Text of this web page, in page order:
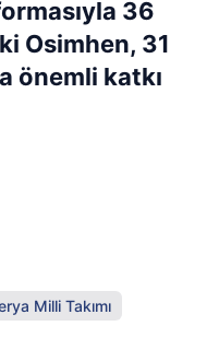
36
Osimhen, 31
önemli katkı
Milli Takımı